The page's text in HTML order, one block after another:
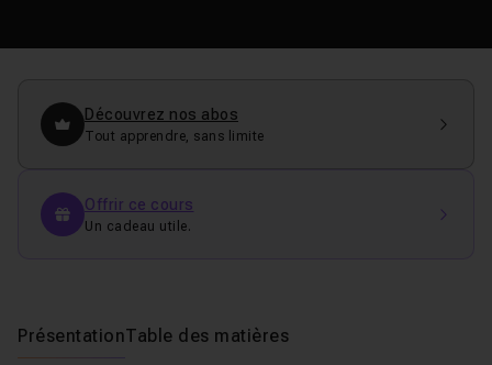
Découvrez nos abos
Tout apprendre, sans limite
Offrir ce cours
Un cadeau utile.
PrésentationTable des matières